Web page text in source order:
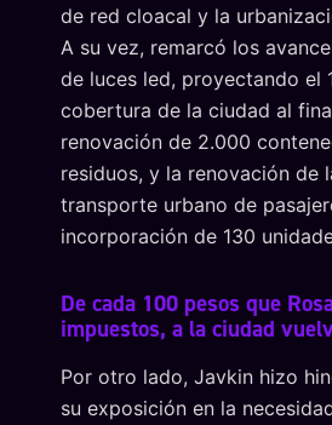
de red cloacal y la
A su vez, remarcó los
de luces led, proyectando el
cobertura de la ciudad al
renovación de 2.000
residuos, y la renovación de
transporte urbano de
incorporación de 130
De cada 100 pesos que
impuestos, a la ciudad
Por otro lado, Javkin hizo
su exposición en la